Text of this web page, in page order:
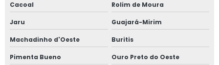
Cacoal Rolim de Moura
Jaru Guajará-Mirim
Machadinho d'Oeste Buritis
Pimenta Bueno Ouro Preto do Oeste